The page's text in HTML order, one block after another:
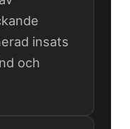
insats
och